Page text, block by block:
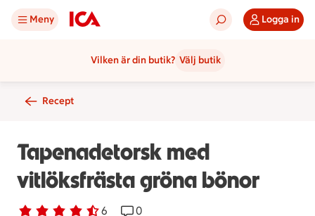
Meny Logga in
Vilken är din butik? Välj butik
Recept
Tapenadetorsk med
vitlöksfrästa gröna bönor
Betyg 4.3 av 5. 6
6 personer har röstatReceptet har 0 kommentarer
0